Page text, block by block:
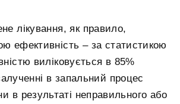
лікування, як правило,
ефективність – за статистикою
виліковується в 85%
в запальний процес
в результаті неправильного або